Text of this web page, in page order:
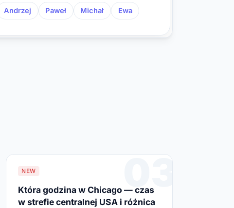
Andrzej Paweł Michał Ewa
03
NEW
Która godzina w Chicago — czas
w strefie centralnej USA i różnica